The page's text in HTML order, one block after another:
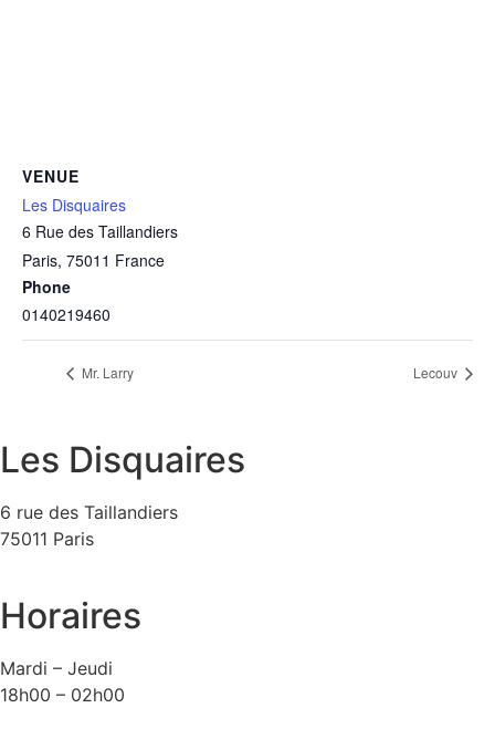
VENUE
Les Disquaires
6 Rue des Taillandiers
Paris, 75011 France
Phone
0140219460
Mr. Larry Lecouv
Les Disquaires
6 rue des Taillandiers
75011 Paris
Horaires
Mardi – Jeudi
18h00 – 02h00